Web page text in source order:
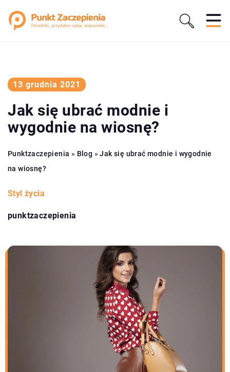
13 grudnia 2021
Jak się ubrać modnie i
wygodnie na wiosnę?
Punktzaczepienia » Blog »Jak się ubrać modnie i wygodnie
na wiosnę?
Styl życia
punktzaczepienia